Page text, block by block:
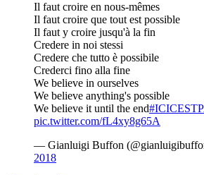
Il faut croire en nous-mêmes
Il faut croire que tout est possible
Il faut y croire jusqu'à la fin
Credere in noi stessi
Credere che tutto è possibile
Crederci fino alla fine
We believe in ourselves
We believe anything's possible
We believe it until the end
pic.twitter.com/fL4xy8g65A
— Gianluigi Buffon
2018